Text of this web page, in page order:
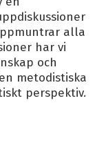
alla
har vi
och
metodistiska
perspektiv.